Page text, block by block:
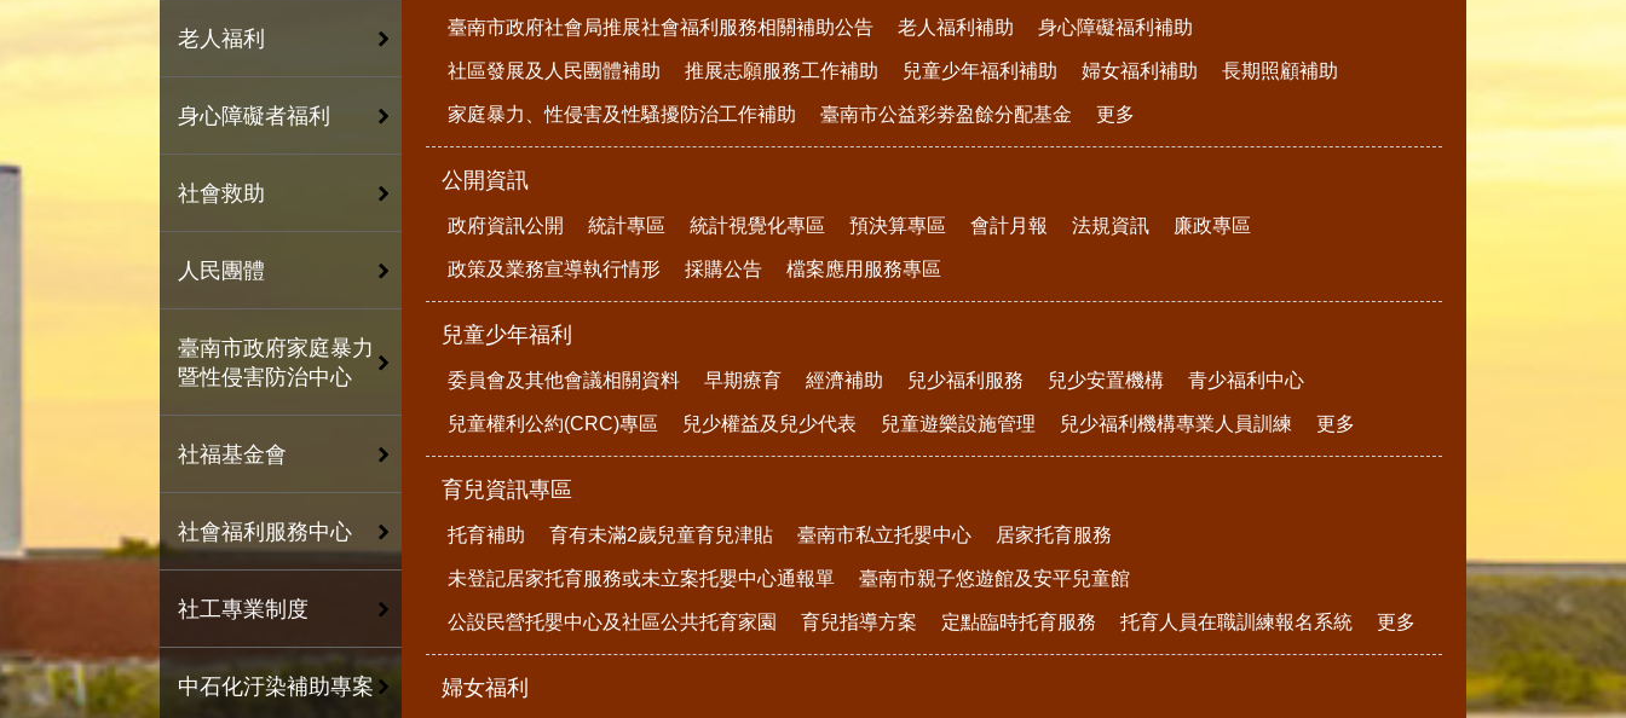
老人福利
身心障礙者福利
社會救助
人民團體
臺南市政府家庭暴力
暨性侵害防治中心
社福基金會
社會福利服務中心
社工專業制度
中石化汙染補助專案
臺南市政府社會局推展社會福利服務相關補助公告 老人福利補助 身心障礙福利補助
社區發展及人民團體補助 推展志願服務工作補助 兒童少年福利補助 婦女福利補助 長期照顧補助
家庭暴力、性侵害及性騷擾防治工作補助 臺南市公益彩劵盈餘分配基金 更多
公開資訊
政府資訊公開 統計專區 統計視覺化專區 預決算專區 會計月報 法規資訊 廉政專區
政策及業務宣導執行情形 採購公告 檔案應用服務專區
兒童少年福利
委員會及其他會議相關資料 早期療育 經濟補助 兒少福利服務 兒少安置機構 青少福利中心
兒童權利公約(CRC)專區 兒少權益及兒少代表 兒童遊樂設施管理 兒少福利機構專業人員訓練 更多
育兒資訊專區
托育補助 育有未滿2歲兒童育兒津貼 臺南市私立托嬰中心 居家托育服務
未登記居家托育服務或未立案托嬰中心通報單 臺南市親子悠遊館及安平兒童館
公設民營托嬰中心及社區公共托育家園 育兒指導方案 定點臨時托育服務 托育人員在職訓練報名系統 更多
婦女福利